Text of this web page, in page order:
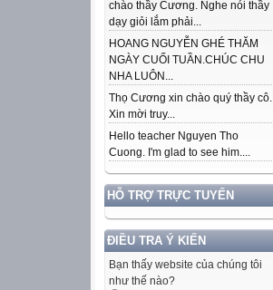
chào thầy Cương. Nghe nói thầy
dạy giỏi lắm phải...
HOANG NGUYỄN GHÉ THĂM
NGÀY CUỐI TUẦN.CHÚC CHU
NHA LUÔN...
Thọ Cương xin chào quý thầy cô.
Xin mời truy...
Hello teacher Nguyen Tho
Cuong. I'm glad to see him....
HỖ TRỢ TRỰC TUYẾN
ĐIỀU TRA Ý KIẾN
Bạn thấy website của chúng tôi
như thế nào?